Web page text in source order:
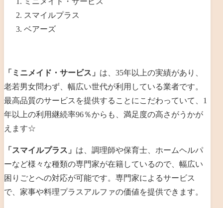
スマイルプラス
ベアーズ
「ミニメイド・サービス」 は、35年以上の実績があり、
老若男女問わず、幅広い世代が利用している業者です。
最高品質のサービスを提供することにこだわっていて、1
年以上の利用継続率96％からも、満足度の高さがうかが
えます☆
「スマイルプラス」 は、調理師や保育士、ホームヘルパ
ーなど様々な種類の専門家が在籍しているので、幅広い
困りごとへの対応が可能です。専門家によるサービス
で、 家事や料理プラスアルファの価値を提供できます。